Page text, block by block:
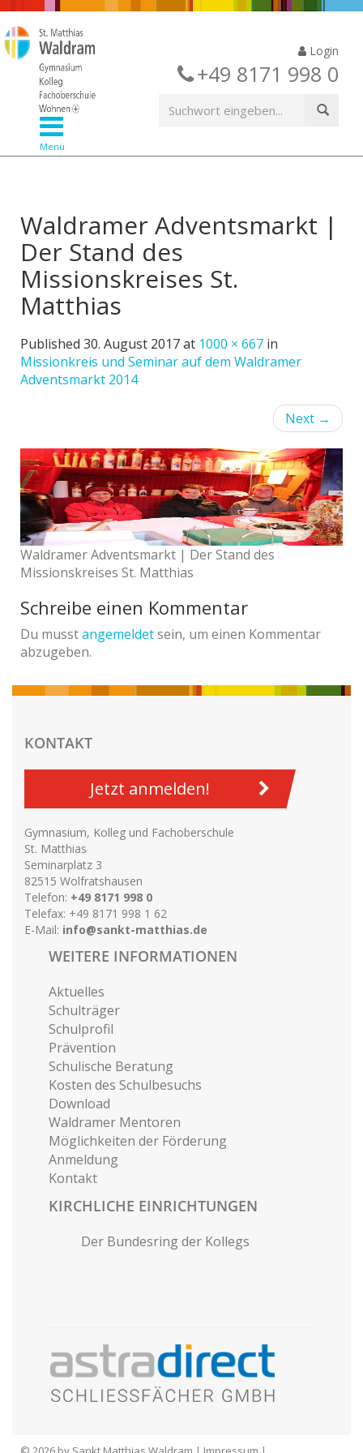
Login
+49 8171 998 0
Menü
Waldramer Adventsmarkt |
Der Stand des
Missionskreises St.
Matthias
Published 30. August 2017at 1000 × 667 in
Missionkreis und Seminar auf dem Waldramer
Adventsmarkt 2014
Next →
Waldramer Adventsmarkt | Der Stand des
Missionskreises St. Matthias
Schreibe einen Kommentar
Du musstangemeldetsein, um einen Kommentar
abzugeben.
KONTAKT
Jetzt anmelden!
Gymnasium, Kolleg und Fachoberschule
St. Matthias
Seminarplatz 3
82515 Wolfratshausen
Telefon: +49 8171 998 0
Telefax: +49 8171 998 1 62
E-Mail: info@sankt-matthias.de
WEITERE INFORMATIONEN
Aktuelles
Schulträger
Schulprofil
Prävention
Schulische Beratung
Kosten des Schulbesuchs
Download
Waldramer Mentoren
Möglichkeiten der Förderung
Anmeldung
Kontakt
KIRCHLICHE EINRICHTUNGEN
Der Bundesring der Kollegs